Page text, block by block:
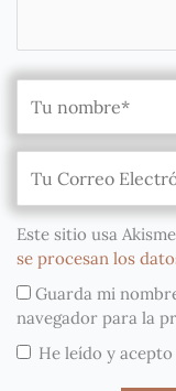
Este sitio usa
se procesan los
Guarda mi
navegador para la
He leído y acepto